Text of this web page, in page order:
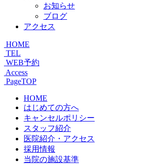
お知らせ
ブログ
アクセス
HOME
TEL
WEB予約
Access
PageTOP
HOME
はじめての方へ
キャンセルポリシー
スタッフ紹介
医院紹介・アクセス
採用情報
当院の施設基準